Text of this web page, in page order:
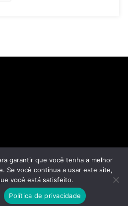
by Mystery Themes
garantir que você tenha a melhor
Se você continua a usar este site,
você está satisfeito.
Política de privacidade